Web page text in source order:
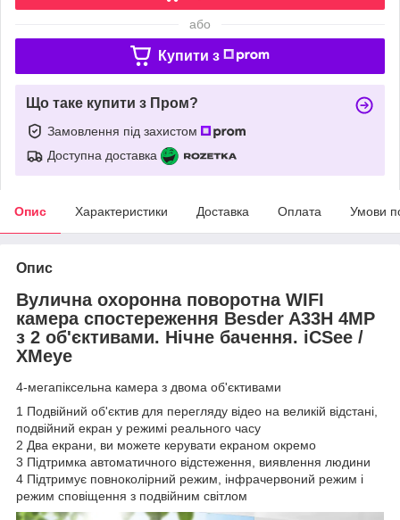
або
Купити з
Що таке купити з Пром?
Замовлення під захистом
Доступна доставка
Опис Характеристики Доставка Оплата Умови
Опис
Вулична охоронна поворотна WIFI
камера спостереження Besder A33H 4MP
з 2 об'єктивами. Нічне бачення. iCSee /
XMeye
4-мегапіксельна камера з двома об'єктивами
1 Подвійний об'єктив для перегляду відео на великій відстані,
подвійний екран у режимі реального часу
2 Два екрани, ви можете керувати екраном окремо
3 Підтримка автоматичного відстеження, виявлення людини
4 Підтримує повноколірний режим, інфрачервоний режим і
режим сповіщення з подвійним світлом